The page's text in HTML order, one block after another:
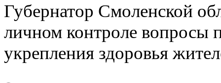
Губернатор Смоленской
личном контроле вопросы
укрепления здоровья